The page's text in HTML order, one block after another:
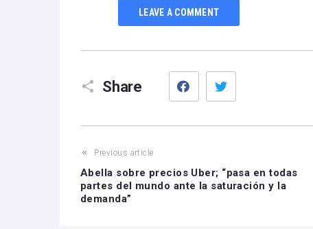
LEAVE A COMMENT
Share
Facebook
Previous article
Abella sobre precios Uber; “pasa en todas
partes del mundo ante la saturación y la
demanda”